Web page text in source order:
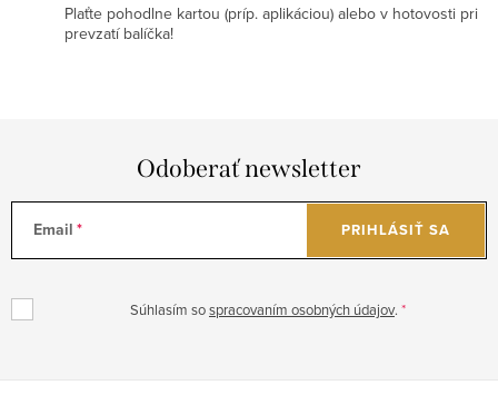
Plaťte pohodlne kartou (príp. aplikáciou) alebo v hotovosti pri
prevzatí balíčka!
Odoberať newsletter
Email
Súhlasím sospracovaním osobných údajov.
PRIHLÁSIŤ SA